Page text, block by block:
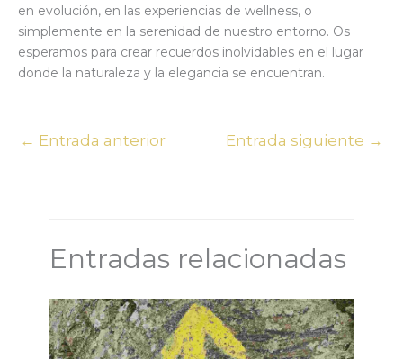
en evolución, en las experiencias de wellness, o
simplemente en la serenidad de nuestro entorno. Os
esperamos para crear recuerdos inolvidables en el lugar
donde la naturaleza y la elegancia se encuentran.
← Entrada anterior Entrada siguiente →
Entradas relacionadas